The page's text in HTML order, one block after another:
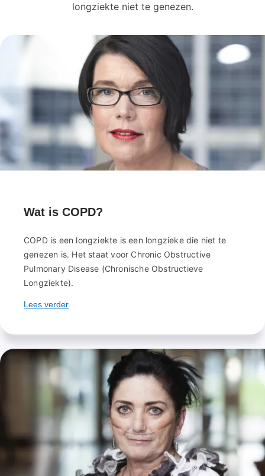
longziekte niet te genezen.
Wat is COPD?
COPD is een longziekte is een longzieke die niet te
genezen is. Het staat voor Chronic Obstructive
Pulmonary Disease (Chronische Obstructieve
Longziekte).
Lees verder